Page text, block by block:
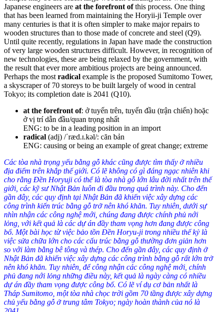
Japanese engineers are at the forefront ofthis process. One thing
that has been learned from maintaining the Horyii-ji Temple over
many centuries is that it is often simpler to make major repairs to
wooden structures than to those made of concrete and steel (Q9).
Until quite recently, regulations in Japan have made the construction
of very large wooden structures difficult. However, in recognition of
new technologies, these are being relaxed by the government, with
the result that ever more ambitious projects are being announced.
Perhaps the most radical example is the proposed Sumitomo Tower,
a skyscraper of 70 storeys to be built largely of wood in central
Tokyo; its completion date is 2041 (Q10).
at the forefront of: ở tuyến trên, tuyến đầu (trận chiến) hoặc
ở vị trí dẫn đầu/quan trọng nhất
ENG: to be in a leading position in an import
radical (adj) /ˈræd.ɪ.kəl/: căn bản
ENG: causing or being an example of great change; extreme
Các tòa nhà trọng yếu bằng gỗ khác cũng được tìm thấy ở nhiều
địa điểm trên khắp thế giới. Có lẽ không có gì đáng ngạc nhiên khi
cho rằng Đền Horyuji có thể là tòa nhà gỗ lớn lâu đời nhất trên thế
giới, các kỹ sư Nhật Bản luôn đi đầu trong quá trình này. Cho đến
gần đây, các quy định tại Nhật Bản đã khiến việc xây dựng các
công trình kiến trúc bằng gỗ trở nên khó khăn. Tuy nhiên, dưới sự
nhìn nhận các công nghệ mới, chúng đang được chính phủ nới
lỏng, với kết quả là các dự án đầy tham vọng hơn đang được công
bố. Một bài học từ việc bảo tồn Đền Horyu-ji trong nhiều thế kỷ là
việc sửa chữa lớn cho các cấu trúc bằng gỗ thường đơn giản hơn
so với làm bằng bê tông và thép. Cho đến gần đây, các quy định ở
Nhật Bản đã khiến việc xây dựng các công trình bằng gỗ rất lớn trở
nên khó khăn. Tuy nhiên, để công nhận các công nghệ mới, chính
phủ đang nới lỏng những điều này, kết quả là ngày càng có nhiều
dự án đầy tham vọng được công bố. Có lẽ ví dụ cơ bản nhất là
Tháp Sumitomo, một tòa nhà chọc trời gồm 70 tầng được xây dựng
chủ yếu bằng gỗ ở trung tâm Tokyo; ngày hoàn thành của nó là